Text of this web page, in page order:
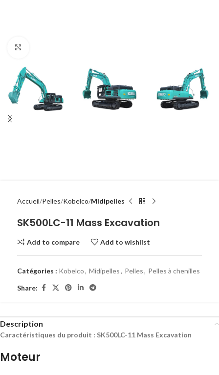
Accueil Pelles Kobelco Midipelles
SK500LC-11 Mass Excavation
Add to compare Add to wishlist
Catégories : Kobelco, Midipelles, Pelles, Pelles à chenilles
Share:
Description
Caractéristiques du produit : SK500LC-11 Mass Excavation
Moteur